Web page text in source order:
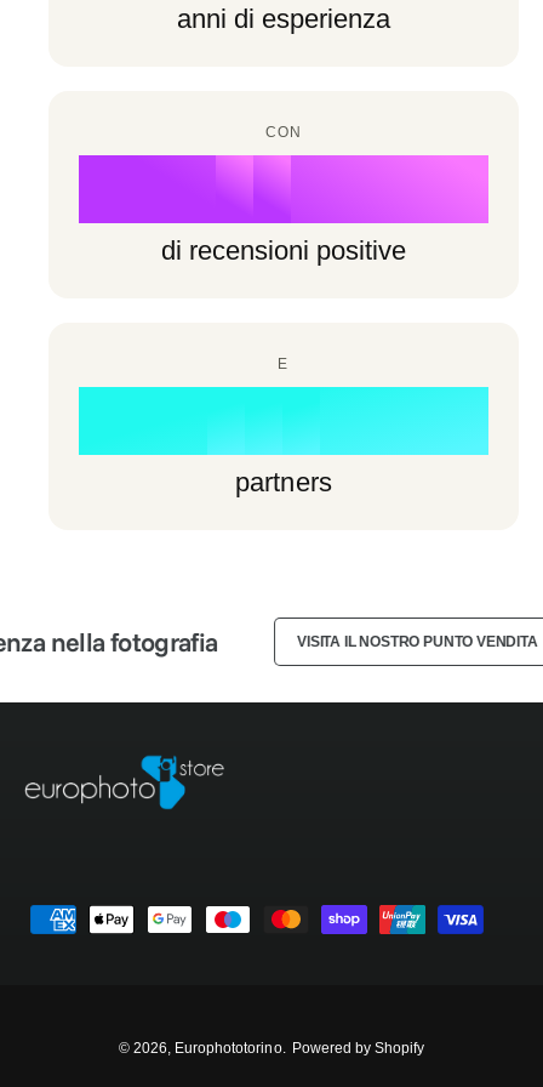
6
8
9
6
8
9
anni di esperienza
CON
7
9
3
4
5
6
8
9
%
di recensioni positive
E
1
2
4
5
6
8
0
1
3
4
7
9
0
1
3
4
7
9
+
partners
nella fotografia VISITA IL NOSTRO PUNTO VENDITA
© 2026, Europhototorino. Powered by Shopify